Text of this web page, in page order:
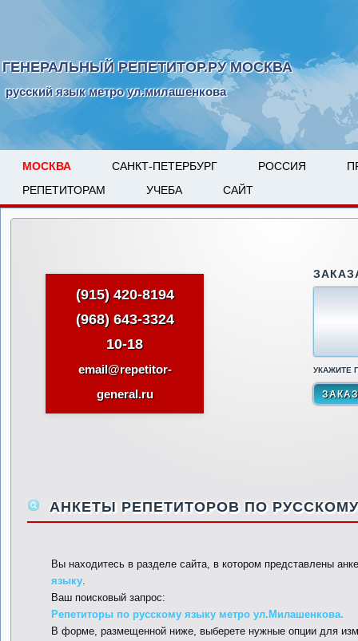
ГЕНЕРАЛЬНЫЙ РЕПЕТИТОР.РУ МОСКВА
русский язык метро ул.милашенкова
МОСКВА САНКТ-ПЕТЕРБУРГ РОССИЯ
РЕПЕТИТОРАМ
УЧЕБА САЙТ
(915) 420-8194
(968) 643-3324
10-18
email@repetitor-
general.ru
УКАЖИТЕ
АНКЕТЫ РЕПЕТИТОРОВ ПО
Вы находитесь в разделе сайта, в котором представлены
языку.
Ваш поисковый запрос:
Репетиторы по русскому языку метро ул.Милашенкова.
В форме, размещенной ниже, выберете нужные опции для